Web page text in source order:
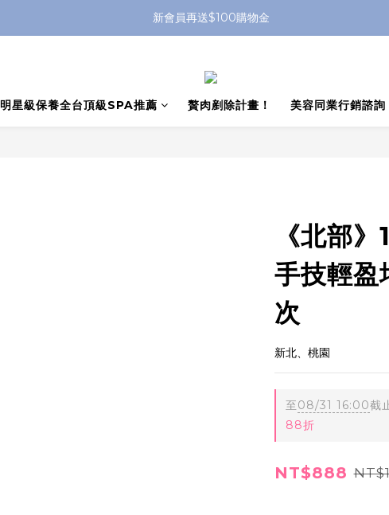
新會員再送$100購物金
明星級保養全台頂級SPA推薦 贅肉剷除計畫！ 美容同業行銷諮詢
《北部
手技輕盈
次
新北、桃園
至08/31 16:00截
88折
NT$888